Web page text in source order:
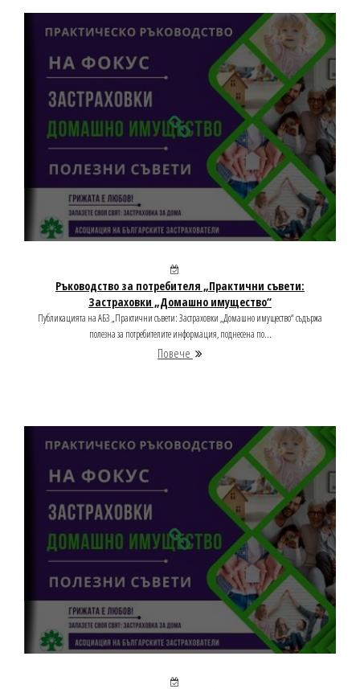
Ръководство за потребителя „Практични съвети:
Застраховки „Домашно имущество“
Публикацията на АБЗ „Практични съвети: Застраховки „Домашно имущество“ съдържа
полезна за потребителите информация, поднесена по...
Повече